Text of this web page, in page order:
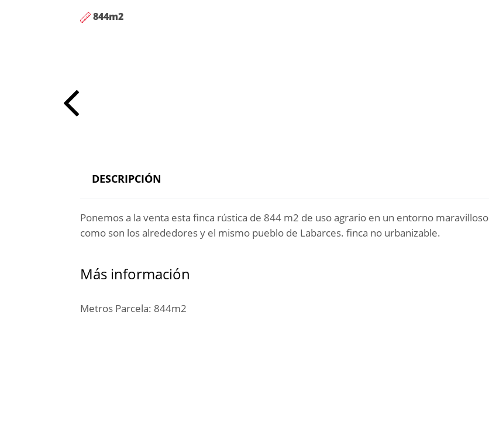
844m2
DESCRIPCIÓN
Ponemos a la venta esta finca rústica de 844 m2 de uso agrario en un entorno maravilloso
como son los alrededores y el mismo pueblo de Labarces. finca no urbanizable.
Más información
Metros Parcela: 844m2